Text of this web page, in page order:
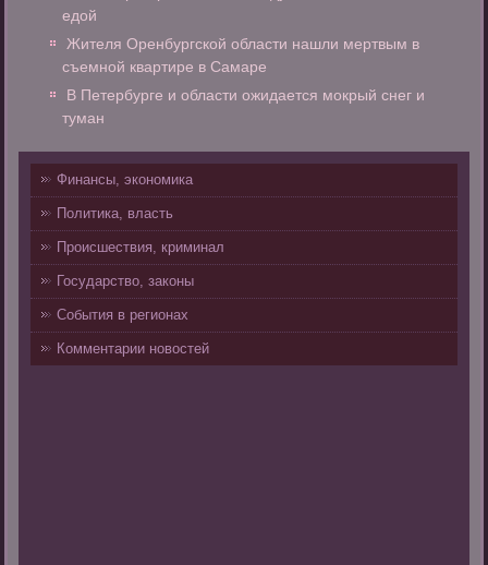
едой
Жителя Оренбургской области нашли мертвым в
съемной квартире в Самаре
В Петербурге и области ожидается мокрый снег и
туман
Финансы, экономика
Политика, власть
Происшествия, криминал
Государство, законы
События в регионах
Комментарии новостей